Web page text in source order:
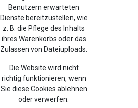
Benutzern erwarteten
Dienste bereitzustellen, wie
z. B. die Pflege des Inhalts
ihres Warenkorbs oder das
Zulassen von Dateiuploads.
Die Website wird nicht
richtig funktionieren, wenn
Sie diese Cookies ablehnen
oder verwerfen.